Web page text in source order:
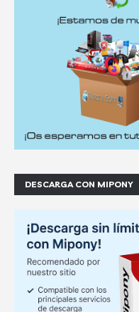
DESCARGA CON MIPONY